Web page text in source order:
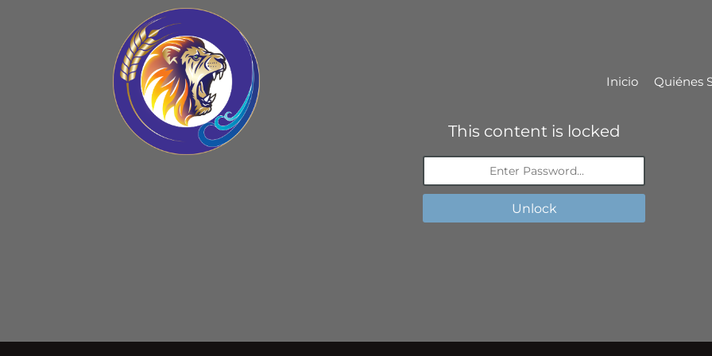
Inicio Quiénes
This content is locked